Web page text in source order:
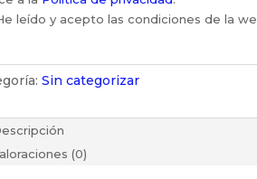
leído y acepto las condiciones de la
Sin categorizar
(0)